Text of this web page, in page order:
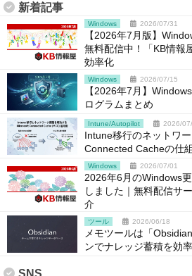
新着記事
Windows 2026/07/31
【2026年7月版】
無料配信中！「KB情報
効率化
Windows 2026/07/15
【2026年7月】
ログラムまとめ
Intune/Autopilot 2026/
Intune移行のネットワ
Connected Cacheの仕
Windows 2026/07/01
2026年6月のWindows
しました｜無料配信サ
介
ツール 2026/06/18
メモツールは「
ンでナレッジ蓄積を効